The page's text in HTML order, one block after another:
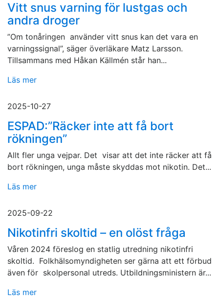
Vitt snus varning för lustgas och
andra droger
”Om tonåringen använder vitt snus kan det vara en
varningssignal”, säger överläkare Matz Larsson.
Tillsammans med Håkan Källmén står han...
Läs mer
2025-10-27
ESPAD:”Räcker inte att få bort
rökningen”
Allt fler unga vejpar. Det visar att det inte räcker att få
bort rökningen, unga måste skyddas mot nikotin. Det...
Läs mer
2025-09-22
Nikotinfri skoltid – en olöst fråga
Våren 2024 föreslog en statlig utredning nikotinfri
skoltid. Folkhälsomyndigheten ser gärna att ett förbud
även för skolpersonal utreds. Utbildningsministern är...
Läs mer